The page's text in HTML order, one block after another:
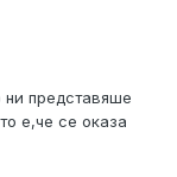
ни представяше
е,че се оказа